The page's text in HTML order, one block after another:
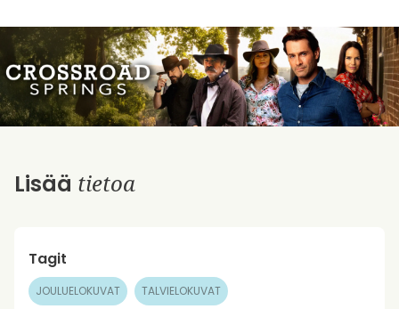
Lisää tietoa
Tagit
JOULUELOKUVAT TALVIELOKUVAT